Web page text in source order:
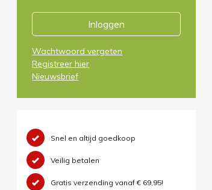
Inloggen
Wachtwoord vergeten
Registreer hier
Nieuwsbrief
Snel en altijd goedkoop
Veilig betalen
Gratis verzending vanaf € 69,95!